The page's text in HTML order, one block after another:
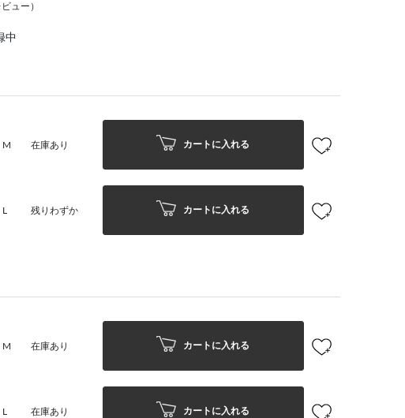
ュー）
中
M 在庫あり カートに入れる
L 残りわずか カートに入れる
M 在庫あり カートに入れる
L 在庫あり カートに入れる